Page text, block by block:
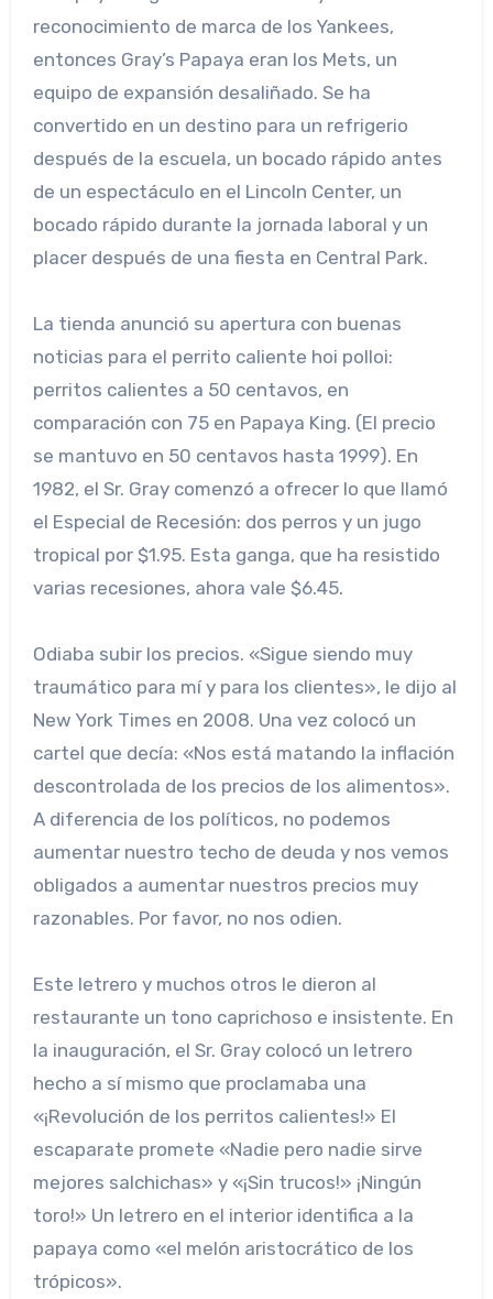
reconocimiento de marca de los Yankees,
entonces Gray’s Papaya eran los Mets, un
equipo de expansión desaliñado. Se ha
convertido en un destino para un refrigerio
después de la escuela, un bocado rápido antes
de un espectáculo en el Lincoln Center, un
bocado rápido durante la jornada laboral y un
placer después de una fiesta en Central Park.
La tienda anunció su apertura con buenas
noticias para el perrito caliente hoi polloi:
perritos calientes a 50 centavos, en
comparación con 75 en Papaya King. (El precio
se mantuvo en 50 centavos hasta 1999). En
1982, el Sr. Gray comenzó a ofrecer lo que llamó
el Especial de Recesión: dos perros y un jugo
tropical por $1.95. Esta ganga, que ha resistido
varias recesiones, ahora vale $6.45.
Odiaba subir los precios. «Sigue siendo muy
traumático para mí y para los clientes», le dijo al
New York Times en 2008. Una vez colocó un
cartel que decía: «Nos está matando la inflación
descontrolada de los precios de los alimentos».
A diferencia de los políticos, no podemos
aumentar nuestro techo de deuda y nos vemos
obligados a aumentar nuestros precios muy
razonables. Por favor, no nos odien.
Este letrero y muchos otros le dieron al
restaurante un tono caprichoso e insistente. En
la inauguración, el Sr. Gray colocó un letrero
hecho a sí mismo que proclamaba una
«¡Revolución de los perritos calientes!» El
escaparate promete «Nadie pero nadie sirve
mejores salchichas» y «¡Sin trucos!» ¡Ningún
toro!» Un letrero en el interior identifica a la
papaya como «el melón aristocrático de los
trópicos».